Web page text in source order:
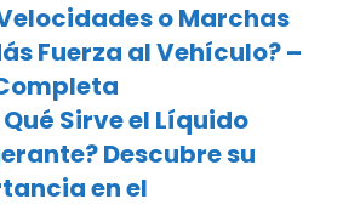
o Marchas
Fuerza al Vehículo? –
Sirve el Líquido
Descubre su
en el